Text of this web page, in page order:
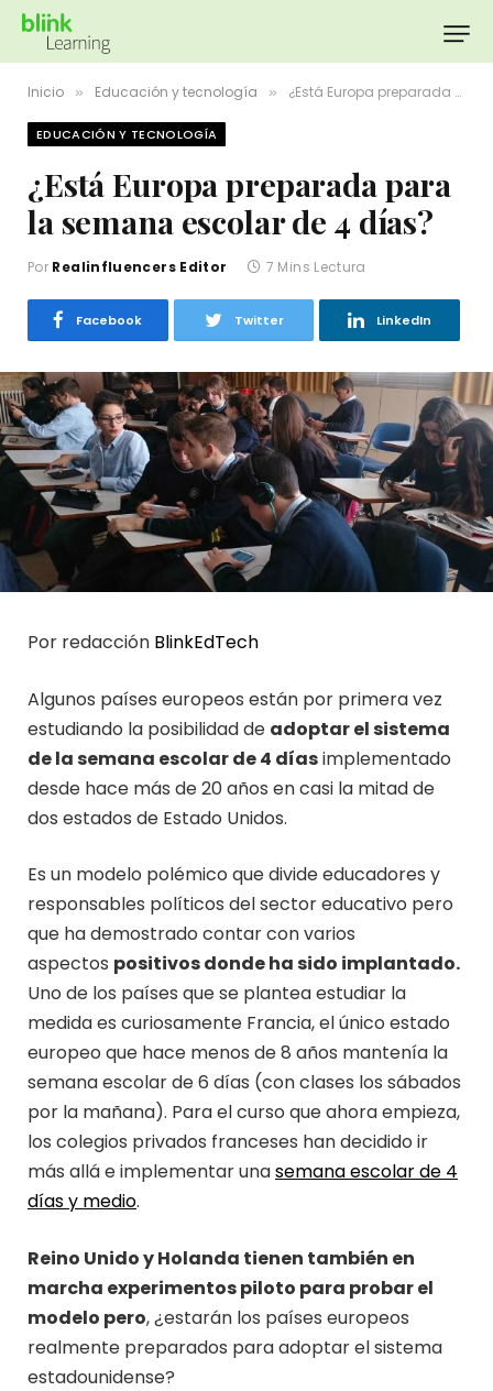
Inicio » Educación y tecnología » ¿Está Europa preparada para la semana escolar de 4 días?
EDUCACIÓN Y TECNOLOGÍA
¿Está Europa preparada para
la semana escolar de 4 días?
Por Realinfluencers Editor 7 Mins Lectura
Facebook Twitter LinkedIn
Por redacción BlinkEdTech
Algunos países europeos están por primera vez
estudiando la posibilidad de adoptar el sistema
de la semana escolar de 4 díasimplementado
desde hace más de 20 años en casi la mitad de
dos estados de Estado Unidos.
Es un modelo polémico que divide educadores y
responsables políticos del sector educativo pero
que ha demostrado contar con varios
aspectos positivos donde ha sido implantado.
Uno de los países que se plantea estudiar la
medida es curiosamente Francia, el único estado
europeo que hace menos de 8 años mantenía la
semana escolar de 6 días (con clases los sábados
por la mañana). Para el curso que ahora empieza,
los colegios privados franceses han decidido ir
más allá e implementar unasemana escolar de 4
días y medio.
Reino Unido y Holanda tienen también en
marcha experimentos piloto para probar el
modelo pero, ¿estarán los países europeos
realmente preparados para adoptar el sistema
estadounidense?